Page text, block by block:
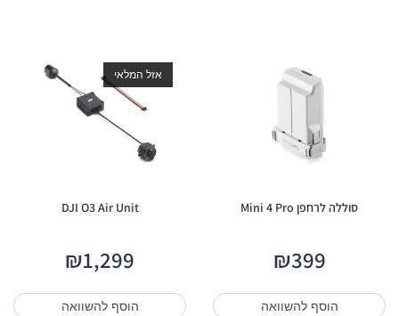
סוללה לרחפן Mini 4 Pro
₪399
הוסף להשוואה
אזל המלאי
DJI O3 Air Unit
₪1,299
הוסף להשוואה